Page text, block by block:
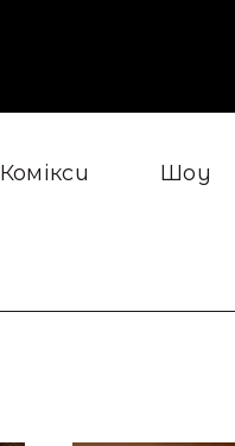
Комікси Шоу